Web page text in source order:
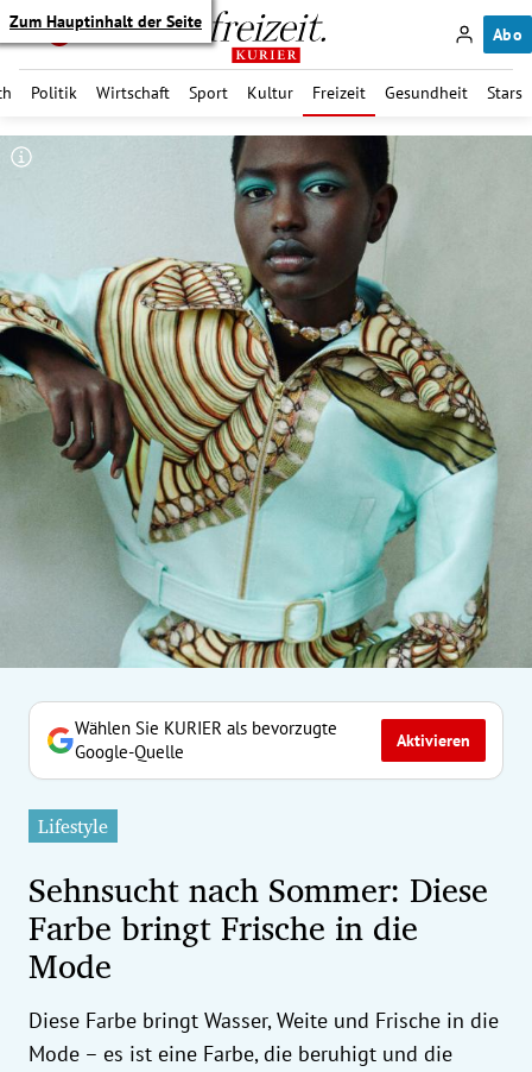
Zum Hauptinhalt der Seite
Abo
Politik Wirtschaft Sport Kultur Freizeit Gesundheit Stars
Untermenü
Untermenü
Untermenü
Untermenü
Untermenü
Untermenü
Untermenü
Untermenü
Untermenü
Wählen Sie KURIER als bevorzugte
Google-Quelle
Aktivieren
Lifestyle
Sehnsucht nach Sommer: Diese
Farbe bringt Frische in die
Mode
Diese Farbe bringt Wasser, Weite und Frische in die
Mode – es ist eine Farbe, die beruhigt und die